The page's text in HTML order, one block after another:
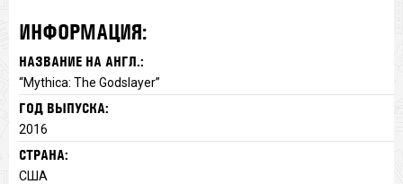
ИНФОРМАЦИЯ:
НАЗВАНИЕ НА АНГЛ.:
“Mythica: The Godslayer”
ГОД ВЫПУСКА:
2016
СТРАНА:
США